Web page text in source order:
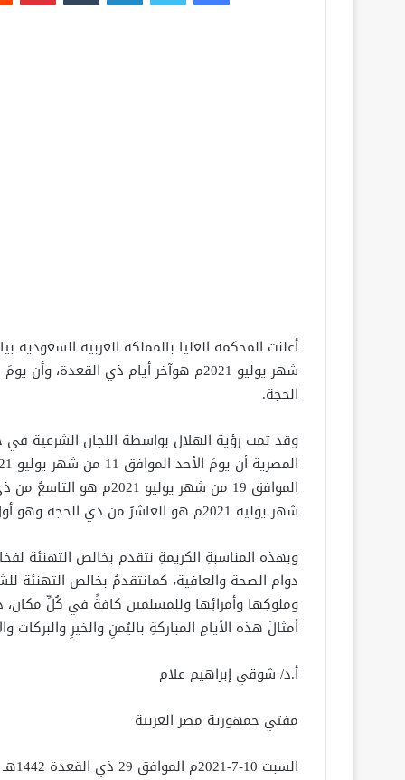
الحجة.
وقد تمت رؤية الهلال بواسطة اللجان الشرعية في
شهر يوليه 2021م هو العاشرُ من ذي الحجة وهو أول أيام عيد الأضحى المبارك.
وبهذه المناسبةِ الكريمةِ نتقدم بخالص التهنئة
دوام الصحة والعافية، كمانتقدمُ بخالص التهنئة
وملوكِها وأمرائِها وللمسلمين كافةً في كُلِّ مكان،
أمثالَ هذه الأيامِ المباركةِ باليُمنِ والخيرِ
أ.د/ شوقي إبراهيم علام
مفتي جمهورية مصر العربية
السبت 10-7-2021م الموافق 29 ذي القعدة 1442هـ